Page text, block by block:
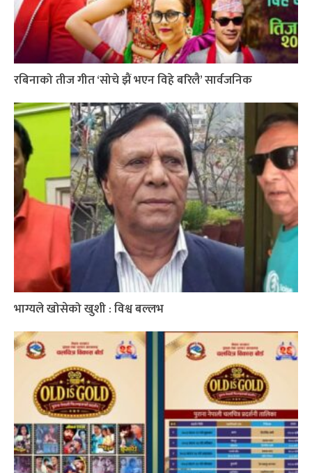
रबिनाको तीज गीत ‘सोचे झैं भएन विहे बरिलै’ सार्वजनिक
भाग्यले खोसेको खुशी : विश्व बल्लभ